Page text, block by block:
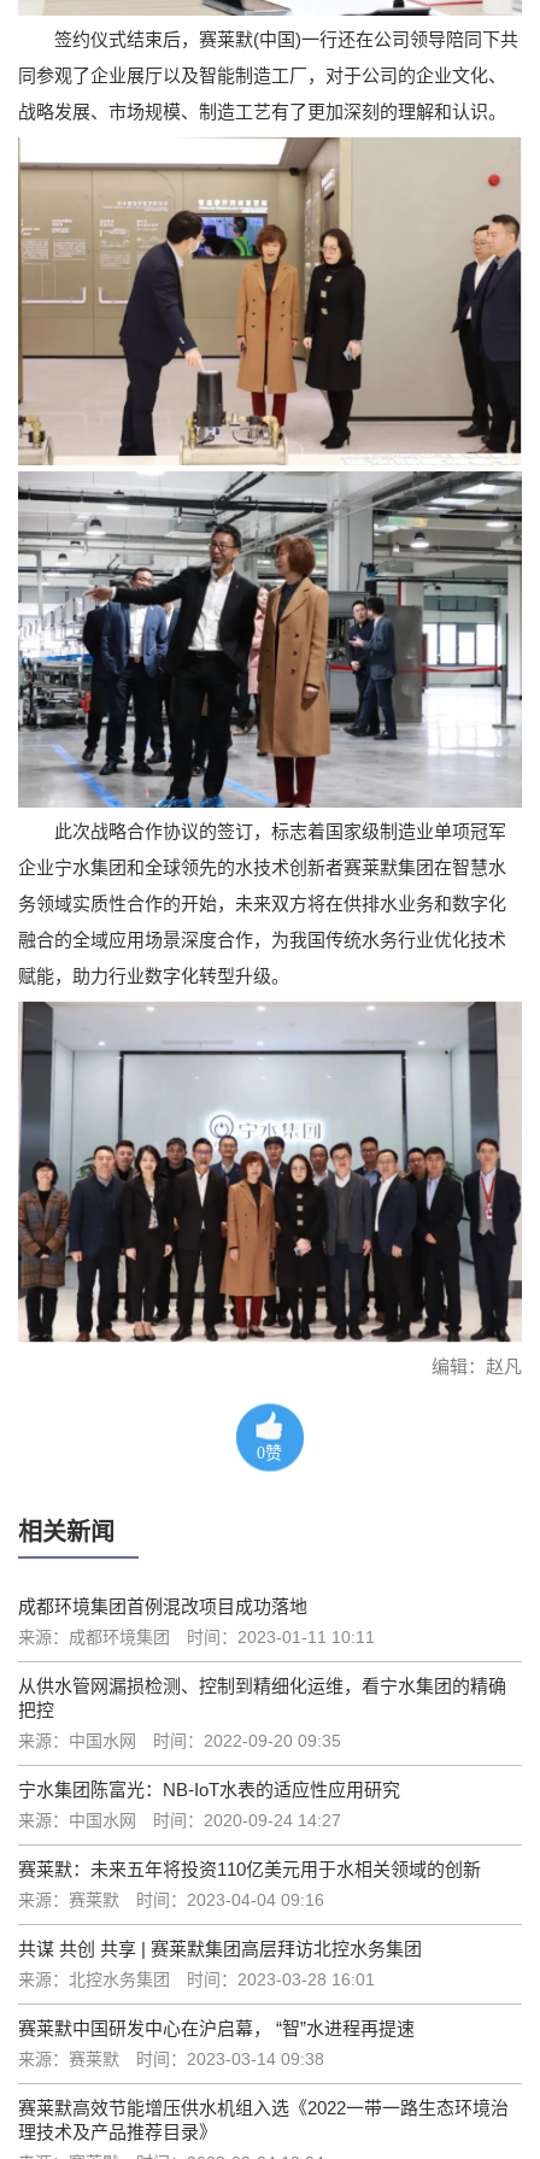
签约仪式结束后，赛莱默(中国)一行还在公司领导陪同下共
同参观了企业展厅以及智能制造工厂，对于公司的企业文化、
战略发展、市场规模、制造工艺有了更加深刻的理解和认识。
此次战略合作协议的签订，标志着国家级制造业单项冠军
企业宁水集团和全球领先的水技术创新者赛莱默集团在智慧水
务领域实质性合作的开始，未来双方将在供排水业务和数字化
融合的全域应用场景深度合作，为我国传统水务行业优化技术
赋能，助力行业数字化转型升级。
编辑：赵凡
0赞
相关新闻
成都环境集团首例混改项目成功落地
来源：成都环境集团 时间：2023-01-11 10:11
从供水管网漏损检测、控制到精细化运维，看宁水集团的精确
把控
来源：中国水网 时间：2022-09-20 09:35
宁水集团陈富光：NB-IoT水表的适应性应用研究
来源：中国水网 时间：2020-09-24 14:27
赛莱默：未来五年将投资110亿美元用于水相关领域的创新
来源：赛莱默 时间：2023-04-04 09:16
共谋 共创 共享 | 赛莱默集团高层拜访北控水务集团
来源：北控水务集团 时间：2023-03-28 16:01
赛莱默中国研发中心在沪启幕， “智”水进程再提速
来源：赛莱默 时间：2023-03-14 09:38
赛莱默高效节能增压供水机组入选《2022一带一路生态环境治
理技术及产品推荐目录》